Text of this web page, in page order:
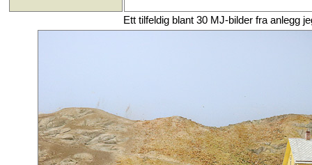
Ett tilfeldig blant 30 MJ-bilder fra anlegg